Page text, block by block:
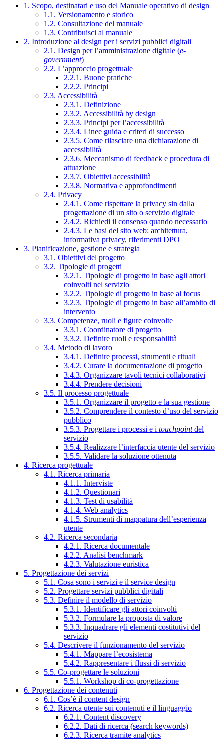
1. Scopo, destinatari e uso del Manuale operativo di design
1.1. Versionamento e storico
1.2. Consultazione del manuale
1.3. Contribuisci al manuale
2. Introduzione al design per i servizi pubblici digitali
2.1. Design per l’amministrazione digitale (e-
government)
2.2. L’approccio progettuale
2.2.1. Buone pratiche
2.2.2. Principi
2.3. Accessibilità
2.3.1. Definizione
2.3.2. Accessibilità by design
2.3.3. Principi per l’accessibilità
2.3.4. Linee guida e criteri di successo
2.3.5. Come rilasciare una dichiarazione di
accessibilità
2.3.6. Meccanismo di feedback e procedura di
attuazione
2.3.7. Obiettivi accessibilità
2.3.8. Normativa e approfondimenti
2.4. Privacy
2.4.1. Come rispettare la privacy sin dalla
progettazione di un sito o servizio digitale
2.4.2. Richiedi il consenso quando necessario
2.4.3. Le basi del sito web: architettura,
informativa privacy, riferimenti DPO
3. Pianificazione, gestione e strategia
3.1. Obiettivi del progetto
3.2. Tipologie di progetti
3.2.1. Tipologie di progetto in base agli attori
coinvolti nel servizio
3.2.2. Tipologie di progetto in base al focus
3.2.3. Tipologie di progetto in base all’ambito di
intervento
3.3. Competenze, ruoli e figure coinvolte
3.3.1. Coordinatore di progetto
3.3.2. Definire ruoli e responsabilità
3.4. Metodo di lavoro
3.4.1. Definire processi, strumenti e rituali
3.4.2. Curare la documentazione di progetto
3.4.3. Organizzare tavoli tecnici collaborativi
3.4.4. Prendere decisioni
3.5. Il processo progettuale
3.5.1. Organizzare il progetto e la sua gestione
3.5.2. Comprendere il contesto d’uso del servizio
pubblico
3.5.3. Progettare i processi e i touchpointdel
servizio
3.5.4. Realizzare l’interfaccia utente del servizio
3.5.5. Validare la soluzione ottenuta
4. Ricerca progettuale
4.1. Ricerca primaria
4.1.1. Interviste
4.1.2. Questionari
4.1.3. Test di usabilità
4.1.4. Web analytics
4.1.5. Strumenti di mappatura dell’esperienza
utente
4.2. Ricerca secondaria
4.2.1. Ricerca documentale
4.2.2. Analisi benchmark
4.2.3. Valutazione euristica
5. Progettazione dei servizi
5.1. Cosa sono i servizi e il service design
5.2. Progettare servizi pubblici digitali
5.3. Definire il modello di servizio
5.3.1. Identificare gli attori coinvolti
5.3.2. Formulare la proposta di valore
5.3.3. Inquadrare gli elementi costitutivi del
servizio
5.4. Descrivere il funzionamento del servizio
5.4.1. Mappare l’ecosistema
5.4.2. Rappresentare i flussi di servizio
5.5. Co-progettare le soluzioni
5.5.1. Workshop di co-progettazione
6. Progettazione dei contenuti
6.1. Cos’è il content design
6.2. Ricerca utente sui contenuti e il linguaggio
6.2.1. Content discovery
6.2.2. Dati di ricerca (search keywords)
6.2.3. Ricerca tramite analytics